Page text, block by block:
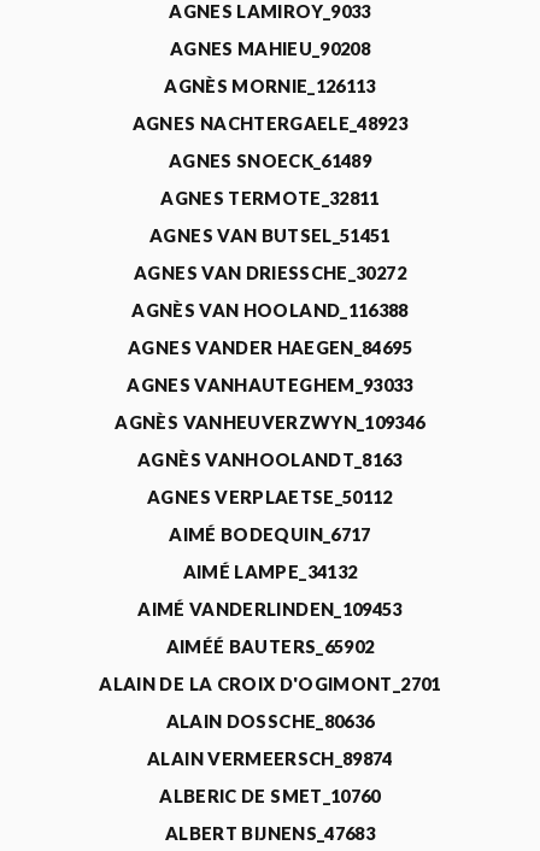
AGNES LAMIROY_9033
AGNES MAHIEU_90208
AGNÈS MORNIE_126113
AGNES NACHTERGAELE_48923
AGNES SNOECK_61489
AGNES TERMOTE_32811
AGNES VAN BUTSEL_51451
AGNES VAN DRIESSCHE_30272
AGNÈS VAN HOOLAND_116388
AGNES VANDER HAEGEN_84695
AGNES VANHAUTEGHEM_93033
AGNÈS VANHEUVERZWYN_109346
AGNÈS VANHOOLANDT_8163
AGNES VERPLAETSE_50112
AIMÉ BODEQUIN_6717
AIMÉ LAMPE_34132
AIMÉ VANDERLINDEN_109453
AIMÉÉ BAUTERS_65902
ALAIN DE LA CROIX D'OGIMONT_2701
ALAIN DOSSCHE_80636
ALAIN VERMEERSCH_89874
ALBERIC DE SMET_10760
ALBERT BIJNENS_47683